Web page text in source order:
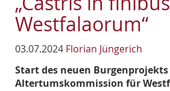
Westfalaorum“
03.07.2024 Florian Jüngerich
Start des neuen
Altertumskommission für